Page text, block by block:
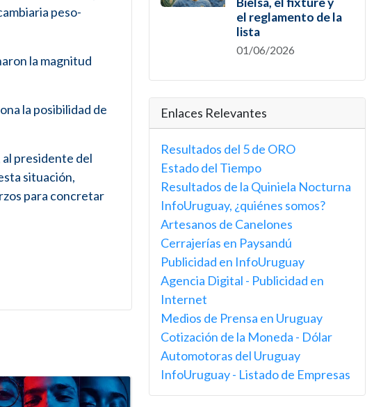
peso-
la magnitud
la posibilidad de
presidente del
situación,
para concretar
el reglamento de la
lista
01/06/2026
Enlaces Relevantes
Resultados del 5 de ORO
Estado del Tiempo
Resultados de la Quiniela Nocturna
InfoUruguay, ¿quiénes somos?
Artesanos de Canelones
Cerrajerías en Paysandú
Publicidad en InfoUruguay
Agencia Digital - Publicidad en
Internet
Medios de Prensa en Uruguay
Cotización de la Moneda - Dólar
Automotoras del Uruguay
InfoUruguay - Listado de Empresas